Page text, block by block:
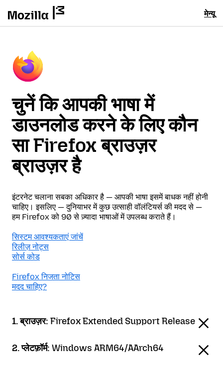
मेन्यू
चुनें कि आपकी भाषा में
डाउनलोड करने के लिए कौन
सा Firefox ब्राउज़र
ब्राउज़र है
इंटरनेट चलाना सबका अधिकार है — आपकी भाषा इसमें बाधक नहीं होनी
चाहिए। इसलिए — दुनियाभर में कुछ उत्साही वॉलंटियर्स की मदद से —
हम Firefox को 90 से ज़्यादा भाषाओं में उपलब्ध कराते हैं।
सिस्टम आवश्यकताएं जांचें
रिलीज़ नोट्स
सोर्स कोड
Firefox निजता नोटिस
मदद चाहिए?
1. ब्राउज़र: Firefox Extended Support Release
2. प्लेटफ़ॉर्म: Windows ARM64/AArch64